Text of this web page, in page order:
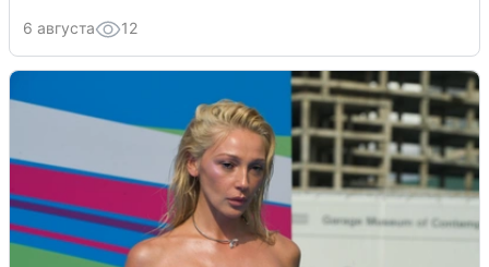
6 августа 12